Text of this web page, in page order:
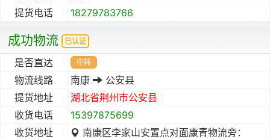
提货电话
18279783766
成功物流 已认证
是否直达 中转
物流线路 南康
公安县
提货地址
湖北省荆州市公安县
收货电话
15397875699
收货地址
南康区李家山安置点对面康青物流旁：